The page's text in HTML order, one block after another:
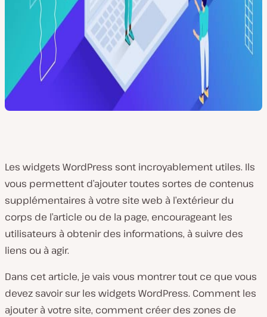
Les widgets WordPress sont incroyablement utiles. Ils
vous permettent d’ajouter toutes sortes de contenus
supplémentaires à votre site web à l’extérieur du
corps de l’article ou de la page, encourageant les
utilisateurs à obtenir des informations, à suivre des
liens ou à agir.
Dans cet article, je vais vous montrer tout ce que vous
devez savoir sur les widgets WordPress. Comment les
ajouter à votre site, comment créer des zones de